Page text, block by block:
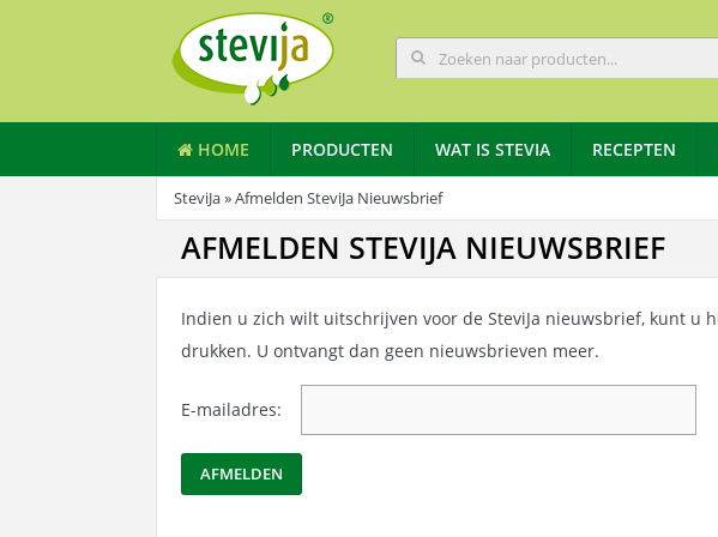
HOME PRODUCTEN WAT IS STEVIA RECEPTEN
SteviJa» Afmelden SteviJa Nieuwsbrief
AFMELDEN STEVIJA NIEUWSBRIEF
Indien u zich wilt uitschrijven voor de SteviJa nieuwsbrief, kunt u
drukken. U ontvangt dan geen nieuwsbrieven meer.
E-mailadres: